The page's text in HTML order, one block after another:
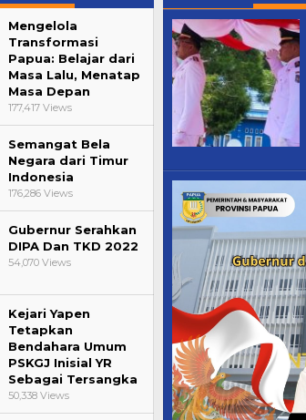
Mengelola
Transformasi
Papua: Belajar dari
Masa Lalu, Menatap
Masa Depan
177,417 Views
Semangat Bela
Negara dari Timur
Indonesia
176,286 Views
Gubernur Serahkan
DIPA Dan TKD 2022
54,070 Views
Kejari Yapen
Tetapkan
Bendahara Umum
PSKGJ Inisial YR
Sebagai Tersangka
50,338 Views